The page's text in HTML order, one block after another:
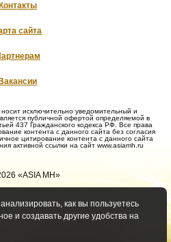
как вы пользуетесь
и создавать другие удобства на
Контакты
сайта
Вакансии
исключительно уведомительный и
публичной офертой определяемой в
437 Гражданского кодекса РФ. Все права
контента с данного сайта без согласия
цитирование контента с данного сайта
активной ссылки на сайт www.asiamh.ru
«ASIA MH»
Политика оператора в
отношении обработки ПД